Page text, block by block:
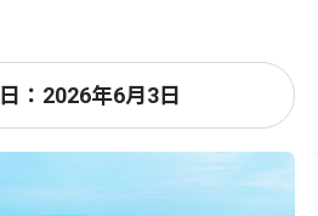
：2026年6月3日